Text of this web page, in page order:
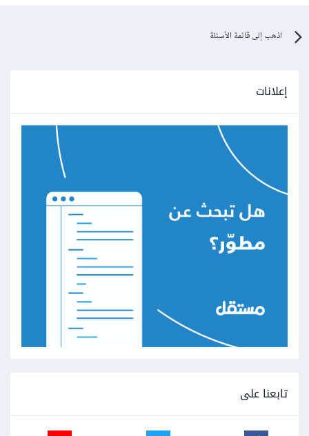
اذهب إلى قائمة الأسئلة
إعلانات
تابعنا على